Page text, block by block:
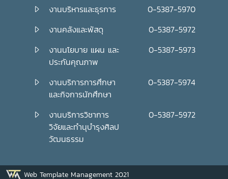
งานบริหารและธุรการ
0-5387-5970
งานคลังและพัสดุ
0-5387-5972
งานนโยบาย แผน และ
ประกันคุณภาพ
0-5387-5973
งานบริการการศึกษา
และกิจการนักศึกษา
0-5387-5974
งานบริการวิชาการ
วิจัยและทำนุบำรุงศิลป
วัฒนธรรม
0-5387-5972
Web Template Management 2021